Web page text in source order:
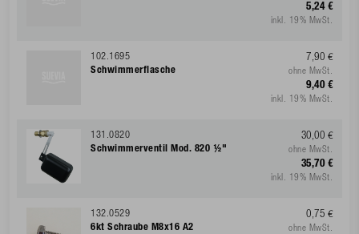
5,24 €
inkl. 19% MwSt.
102.1695
Schwimmerflasche
7,90 €
ohne MwSt.
9,40 €
inkl. 19% MwSt.
131.0820
Schwimmerventil Mod. 820 ½"
30,00 €
ohne MwSt.
35,70 €
inkl. 19% MwSt.
132.0529
6kt Schraube M8x16 A2
0,75 €
ohne MwSt.